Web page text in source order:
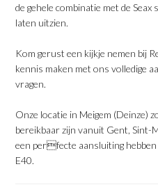
de gehele combinatie met de
laten uitzien.
Kom gerust een kijkje nemen bij
kennis maken met ons volledige
vragen.
Onze locatie in Meigem (Deinze)
bereikbaar zijn vanuit Gent, Sint-
een perfecte aansluiting
E40.